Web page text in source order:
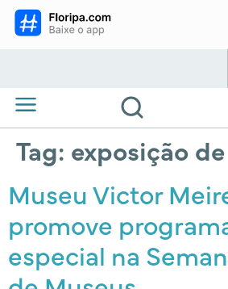
Tag: exposição
Museu Victor
promove
especial na